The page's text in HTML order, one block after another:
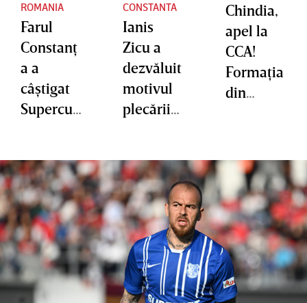
ROMANIA
Farul
Constanţ
a a
câştigat
Supercup
Trofeul
s-a decis
la
loviturile
de
departaja
re
CONSTANTA
Ianis
Zicu a
dezvăluit
motivul
plecării
Constanţ
a: ”Am
simţit că
nu mai
pot”
Chindia,
apel la
CCA!
Formaţia
din
rea
discuţiei
arbitrilor
din
meciul
cu Farul